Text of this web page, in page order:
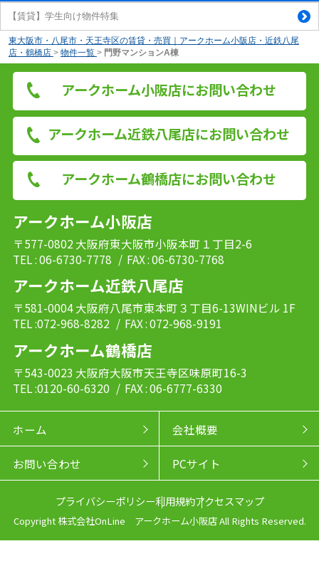
【賃貸】学生向け物件特集
東大阪市・八尾市・天王寺区の賃貸・売買｜アークホーム小阪店・近鉄八尾
店・鶴橋店 > 物件一覧 > 門野マンションA棟
アークホーム小阪店にお問い合わせ
アークホーム近鉄八尾店にお問い合わせ
アークホーム鶴橋店にお問い合わせ
アークホーム小阪店
〒577-0802 大阪府東大阪市小阪本町１丁目2-6
TEL : 06-6730-7778 / FAX : 06-6730-7768
アークホーム近鉄八尾店
〒581-0004 大阪府八尾市東本町３丁目6-13WINビル 1F
TEL :072-968-8282 / FAX : 072-968-9191
アークホーム鶴橋店
〒543-0023 大阪府大阪市天王寺区味原町16-3
TEL :0120-60-6320 / FAX : 06-6777-6330
ホーム 会社概要
お問い合わせ PCサイト
プライバシーポリシー利用規約アクセスマップ
Copyright 株式会社OnLine アークホーム小阪店 All Rights Reserved.